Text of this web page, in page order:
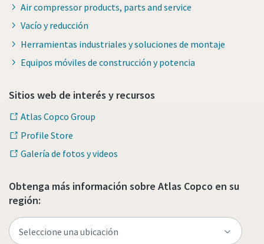
Air compressor products, parts and service
Vacío y reducción
Herramientas industriales y soluciones de montaje
Equipos móviles de construcción y potencia
Sitios web de interés y recursos
Atlas Copco Group
Profile Store
Galería de fotos y videos
Obtenga más información sobre Atlas Copco en su
región: